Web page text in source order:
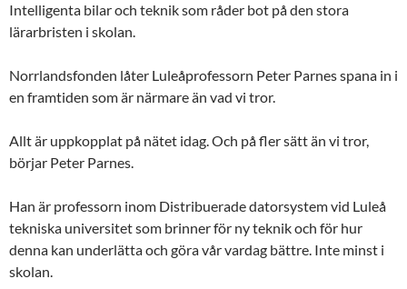
Intelligenta bilar och teknik som råder bot på den stora
lärarbristen i skolan.
Norrlandsfonden låter Luleåprofessorn Peter Parnes spana in i
en framtiden som är närmare än vad vi tror.
Allt är uppkopplat på nätet idag. Och på fler sätt än vi tror,
börjar Peter Parnes.
Han är professorn inom Distribuerade datorsystem vid Luleå
tekniska universitet som brinner för ny teknik och för hur
denna kan underlätta och göra vår vardag bättre. Inte minst i
skolan.